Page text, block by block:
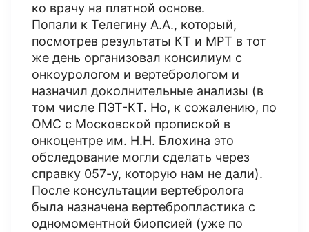
ко врачу на платной основе.
Попали к Телегину А.А., который,
посмотрев результаты КТ и МРТ в тот
же день организовал консилиум с
онкоурологом и вертебрологом и
назначил доколнительные анализы (в
том числе ПЭТ-КТ. Но, к сожалению, по
ОМС с Московской пропиской в
онкоцентре им. Н.Н. Блохина это
обследование могли сделать через
справку 057-у, которую нам не дали).
После консультации вертебролога
была назначена вертебропластика с
одномоментной биопсией (уже по